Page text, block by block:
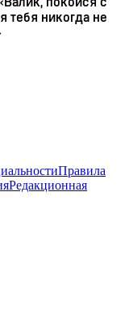
Правила
Редакционная